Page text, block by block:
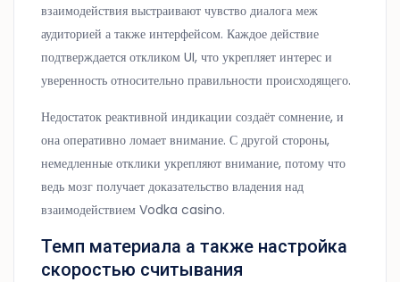
взаимодействия выстраивают чувство диалога меж
аудиторией а также интерфейсом. Каждое действие
подтверждается откликом UI, что укрепляет интерес и
уверенность относительно правильности происходящего.
Недостаток реактивной индикации создаёт сомнение, и
она оперативно ломает внимание. С другой стороны,
немедленные отклики укрепляют внимание, потому что
ведь мозг получает доказательство владения над
взаимодействием Vodka casino.
Темп материала а также настройка
скоростью считывания